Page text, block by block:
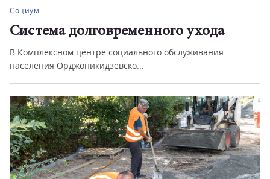
Социум
Система долговременного ухода
В Комплексном центре социального обслуживания
населения Орджоникидзевско...